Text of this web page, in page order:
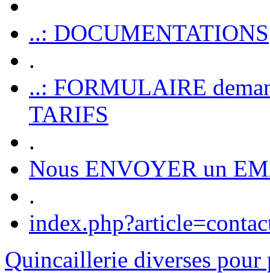
..: DOCUMENTATIONS
.
..: FORMULAIRE
TARIFS
.
Nous ENVOYER un
.
Quincaillerie diverses pour